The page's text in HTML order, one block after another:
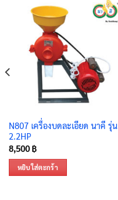
N807 เครื่องบดละเอียด นาคี รุ่น
2.2HP
8,500 ฿
หยิบใส่ตะกร้า